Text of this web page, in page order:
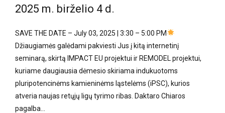
2025 m. birželio 4 d.
SAVE THE DATE – July 03, 2025 | 3:30 – 5:00 PM
Džiaugiamės galėdami pakviesti Jus į kitą internetinį
seminarą, skirtą IMPACT EU projektui ir REMODEL projektui,
kuriame daugiausia dėmesio skiriama indukuotoms
pluripotencinėms kamieninėms ląstelėms (iPSC), kurios
atveria naujas retųjų ligų tyrimo ribas. Daktaro Chiaros
pagalba...